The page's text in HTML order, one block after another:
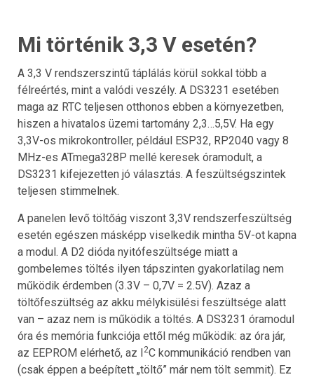
Mi történik 3,3 V esetén?
A 3,3 V rendszerszintű táplálás körül sokkal több a
félreértés, mint a valódi veszély. A DS3231 esetében
maga az RTC teljesen otthonos ebben a környezetben,
hiszen a hivatalos üzemi tartomány 2,3…5,5V. Ha egy
3,3V-os mikrokontroller, például ESP32, RP2040 vagy 8
MHz-es ATmega328P mellé keresek óramodult, a
DS3231 kifejezetten jó választás. A feszültségszintek
teljesen stimmelnek.
A panelen levő töltőág viszont 3,3V rendszerfeszültség
esetén egészen másképp viselkedik mintha 5V-ot kapna
a modul. A D2 dióda nyitófeszültsége miatt a
gombelemes töltés ilyen tápszinten gyakorlatilag nem
működik érdemben (3.3V – 0,7V = 2.5V). Azaz a
töltőfeszültség az akku mélykisülési feszültsége alatt
van – azaz nem is működik a töltés. A DS3231 óramodul
óra és memória funkciója ettől még működik: az óra jár,
az EEPROM elérhető, az I
2C kommunikáció rendben van
(csak éppen a beépített „töltő” már nem tölt semmit). Ez